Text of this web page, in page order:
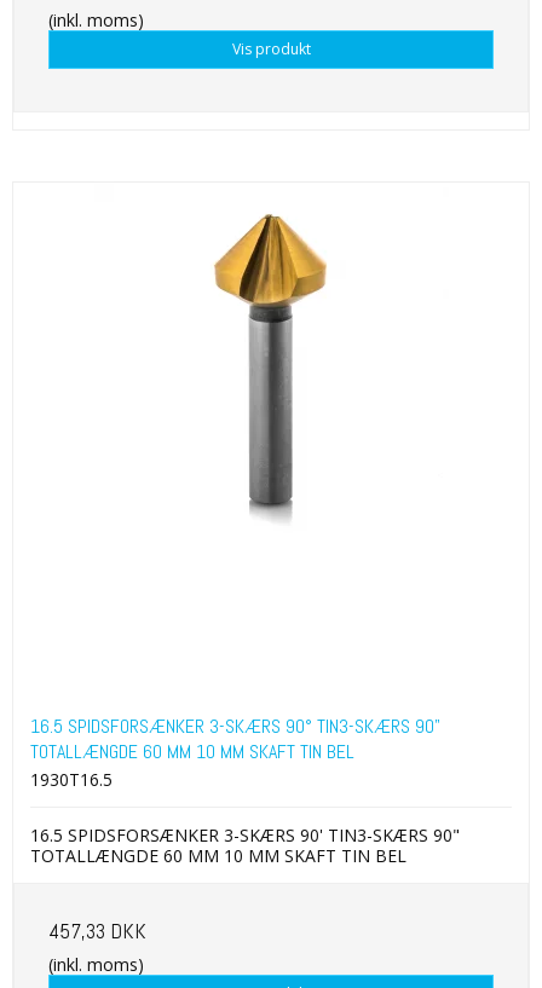
(inkl. moms)
Vis produkt
16.5 SPIDSFORSÆNKER 3-SKÆRS 90° TIN3-SKÆRS 90"
TOTALLÆNGDE 60 MM 10 MM SKAFT TIN BEL
1930T16.5
16.5 SPIDSFORSÆNKER 3-SKÆRS 90' TIN3-SKÆRS 90"
TOTALLÆNGDE 60 MM 10 MM SKAFT TIN BEL
457,33 DKK
(inkl. moms)